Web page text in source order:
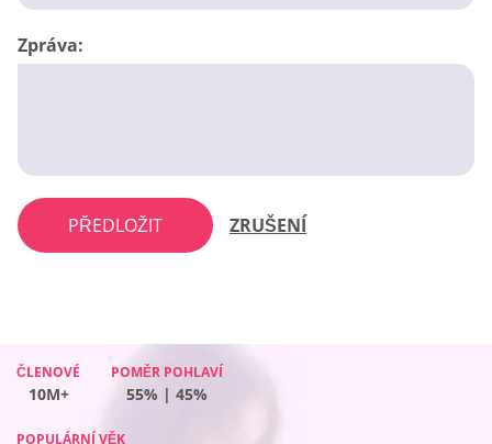
Zpráva:
PŘEDLOŽIT ZRUŠENÍ
ČLENOVÉ
10M+
POMĚR POHLAVÍ
65% | 35%
POPULÁRNÍ VĚK
ČLENOVÉ
10M+
POMĚR POHLAVÍ
55% | 45%
POPULÁRNÍ VĚK
ČLENOVÉ
10M+
POMĚR POHLAVÍ
51% | 49%
POPULÁRNÍ VĚK
ČLENOVÉ
10M+
POMĚR POHLAVÍ
61% | 39%
POPULÁRNÍ VĚK